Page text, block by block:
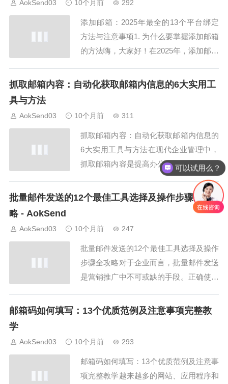
邮箱。一、Gmail 邮箱得格式首先...
AokSend03 10个月前 292
添加邮箱：2025年最全的13个平台绑定
方法与注意事项1. 为什么要掌握添加邮箱
的方法嗨，大家好！在2025年，添加邮箱
环。无论是注册社交平台，还是接收工作
轻松掌握添加邮箱的技巧。2....
抓取邮箱内容：自动化获取邮箱内信息的6大实用工
具与方法
AokSend03 10个月前 311
抓取邮箱内容：自动化获取邮箱内信息的
6大实用工具与方法在现代企业管理中，
抓取邮箱内容是提高办公效率、整理客户
信息和优化业务流程的重要手段。传统手
动处理邮件不仅费时费力，还容易出现漏
发、错发情况。本文将详细介绍6大实用
箱内容，并结合 AokSend 企业邮箱服
务，提...
批量邮件发送的12个最佳工具选择及操作步骤全攻
略 - AokSend
AokSend03 10个月前 247
批量邮件发送的12个最佳工具选择及操作
步骤全攻略对于企业而言，批量邮件发送
是营销推广中不可或缺的手段。正确使用
著提升转化率。本文将结合AokSend的功
的基本概念批量邮件是指一次向多个收件
人...
邮箱码如何填写：13个优质范例及注意事项完整教
学
AokSend03 10个月前 293
邮箱码如何填写：13个优质范例及注意事
项完整教学越来越多的网站、应用程序和
可以试用么？